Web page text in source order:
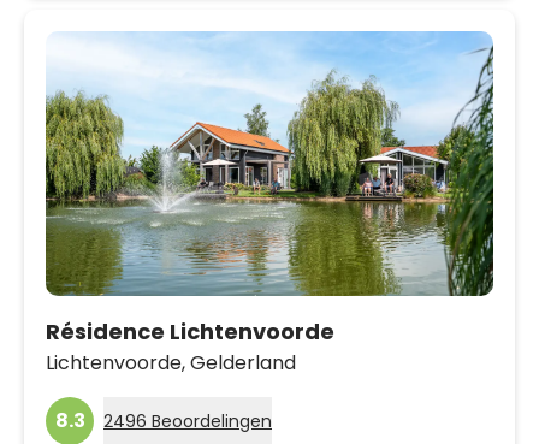
Résidence Lichtenvoorde
Lichtenvoorde,Gelderland
8.3 2496 Beoordelingen